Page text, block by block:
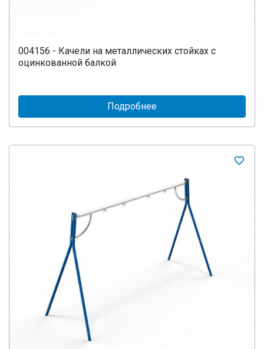
004156 - Качели на металлических стойках с
оцинкованной балкой
Подробнее